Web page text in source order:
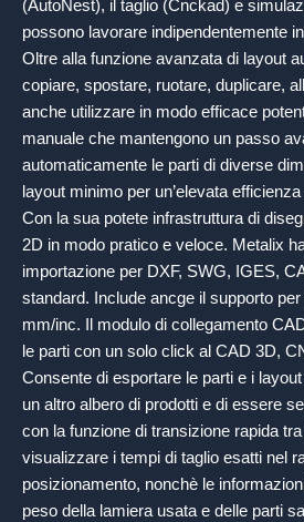
(AutoNest), il taglio (Cnckad) e
possono lavorare indipendentemente
Oltre alla funzione avanzata di layout
copiare, spostare, ruotare, duplicare,
anche utilizzare in modo efficace
manuale che mantengono un passo
automaticamente le parti di diverse
layout minimo per un’elevata
Con la sua potete infrastruttura di
2D in modo pratico e veloce. Metalix
importazione per DXF, SWG, IGES,
standard. Include ancge il supporto
mm/inc. Il modulo di collegamento
le parti con un solo click al CAD 3D,
Consente di esportare le parti e i
un altro albero di prodotti e di essere
con la funzione di transizione rapida tra
visualizzare i tempi di taglio esatti nel
posizionamento, nonchè le
peso della lamiera usata e delle parti